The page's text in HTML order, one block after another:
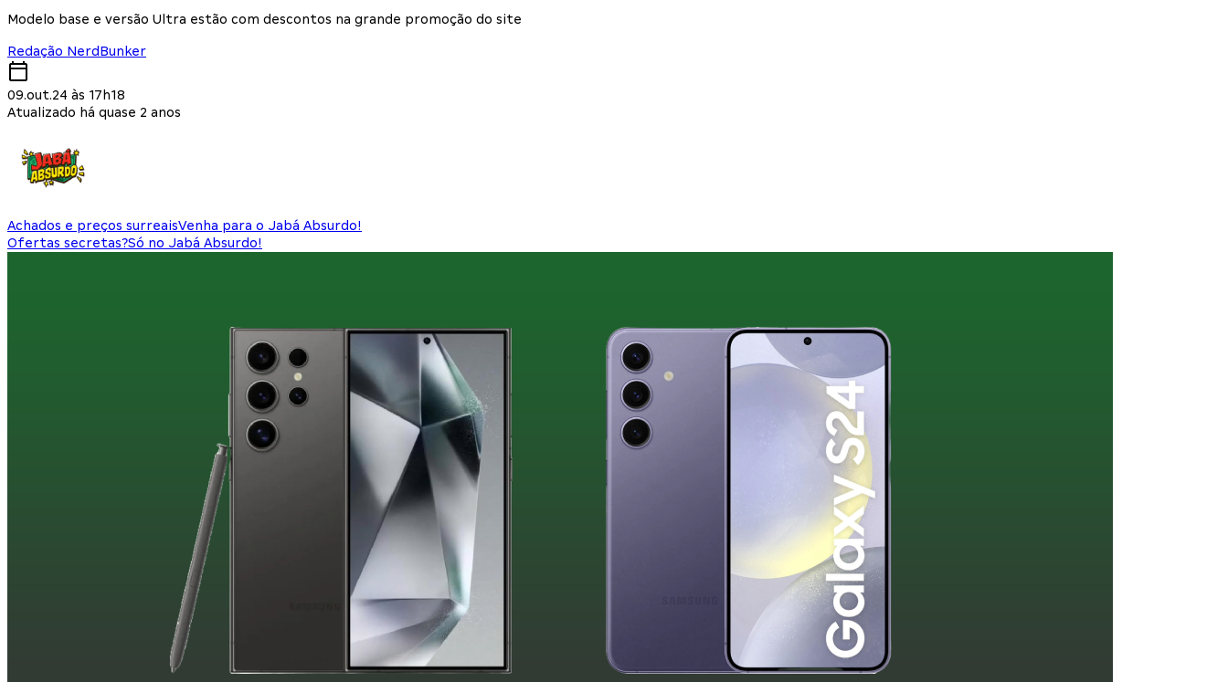
Modelo base e versão Ultra estão com descontos na grande promoção do site
Redação NerdBunker
09.out.24 às 17h18
Atualizado há quase 2 anos
Achados e preços surreaisVenha para o Jabá Absurdo!
Ofertas secretas?Só no Jabá Absurdo!